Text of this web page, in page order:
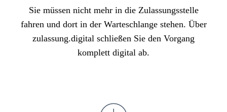
Sie müssen nicht mehr in die Zulassungsstelle
fahren und dort in der Warteschlange stehen. Über
zulassung.digital schließen Sie den Vorgang
komplett digital ab.